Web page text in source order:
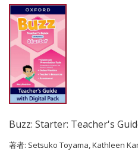
Buzz: Starter: Teacher's
著者: Setsuko Toyama, Kathleen